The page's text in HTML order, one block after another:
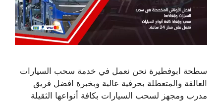
سطحة ابوفطيرة نحن نعمل في خدمة سحب السيارات
العالقة والمتعطلة بحرفية عالية وبخبرة افضل فريق
مدرب ومجهز لسحب السيارات بكافة أنواعها الثقيلة